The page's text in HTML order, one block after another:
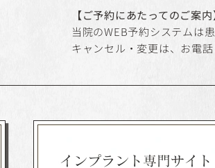
【ご予約にあたってのご案内
当院のWEB予約システムは
キャンセル・変更は、お電